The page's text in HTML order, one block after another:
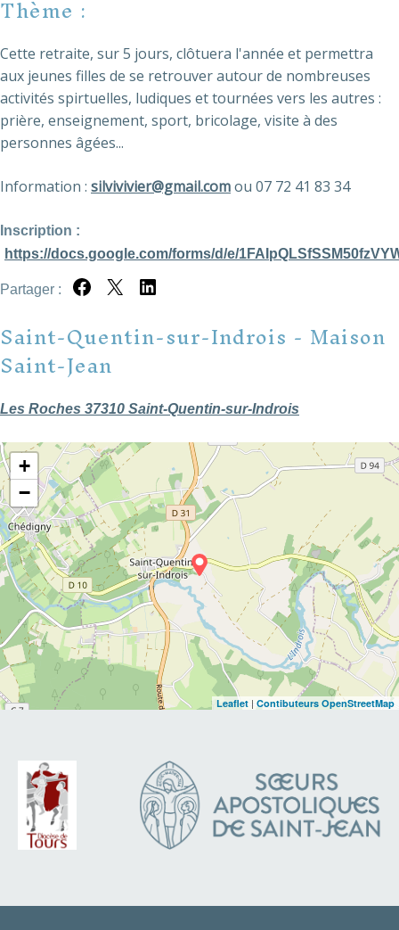
Thème :
Cette retraite, sur 5 jours, clôtuera l'année et permettra
aux jeunes filles de se retrouver autour de nombreuses
activités spirtuelles, ludiques et tournées vers les autres :
prière, enseignement, sport, bricolage, visite à des
personnes âgées...
Information : silvivivier@gmail.comou 07 72 41 83 34
Inscription :
https://docs.google.com/forms/d/e/
Partager :
Partager sur Facebook
Partager sur X
Partager sur LinkedIn
Saint-Quentin-sur-Indrois - Maison
Saint-Jean
Les Roches 37310 Saint-Quentin-sur-Indrois
+
−
Leaflet | Contibuteurs OpenStreetMap